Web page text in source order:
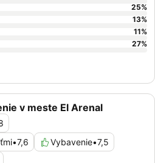
v meste El Arenal
•7,6 Vybavenie•7,5
25%
13%
11%
27%